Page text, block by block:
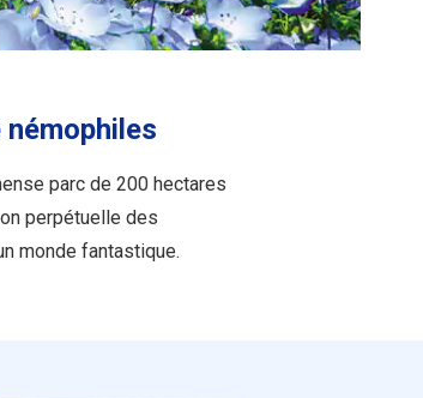
parc de 200 hectares
perpétuelle des
monde fantastique.